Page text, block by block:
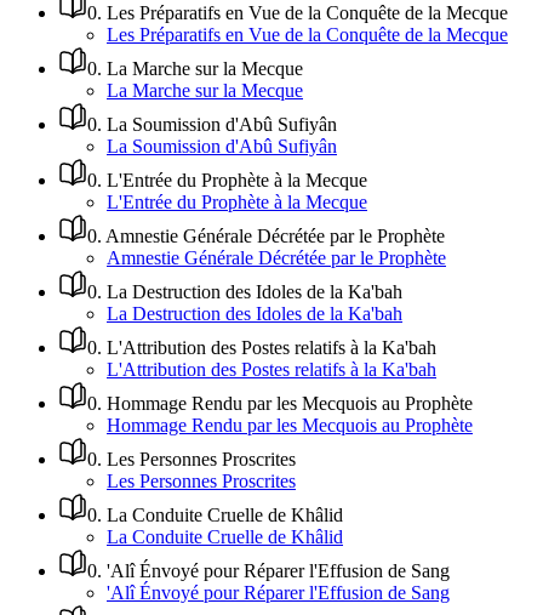
0. Les Préparatifs en Vue de la Conquête de la Mecque
Les Préparatifs en Vue de la Conquête de la Mecque
0. La Marche sur la Mecque
La Marche sur la Mecque
0. La Soumission d'Abû Sufiyân
La Soumission d'Abû Sufiyân
0. L'Entrée du Prophète à la Mecque
L'Entrée du Prophète à la Mecque
0. Amnestie Générale Décrétée par le Prophète
Amnestie Générale Décrétée par le Prophète
0. La Destruction des Idoles de la Ka'bah
La Destruction des Idoles de la Ka'bah
0. L'Attribution des Postes relatifs à la Ka'bah
L'Attribution des Postes relatifs à la Ka'bah
0. Hommage Rendu par les Mecquois au Prophète
Hommage Rendu par les Mecquois au Prophète
0. Les Personnes Proscrites
Les Personnes Proscrites
0. La Conduite Cruelle de Khâlid
La Conduite Cruelle de Khâlid
0. 'Alî Énvoyé pour Réparer l'Effusion de Sang
'Alî Énvoyé pour Réparer l'Effusion de Sang